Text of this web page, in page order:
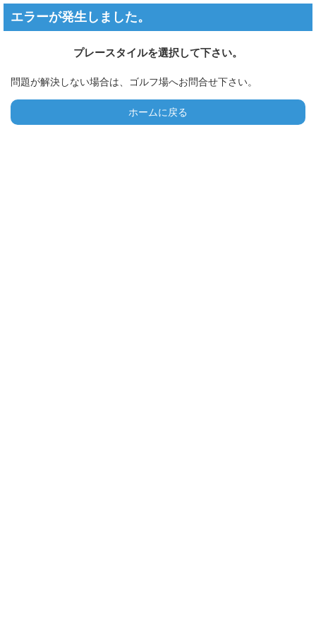
エラーが発生しました。
プレースタイルを選択して下さい。
問題が解決しない場合は、ゴルフ場へお問合せ下さい。
ホームに戻る